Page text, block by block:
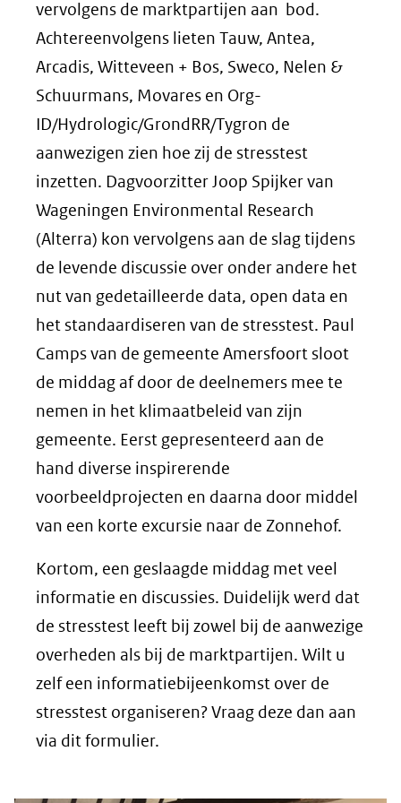
andere
website)
vervolgens de marktpartijen aan bod.
Achtereenvolgens lieten Tauw, Antea,
Arcadis, Witteveen + Bos, Sweco, Nelen &
Schuurmans, Movares en Org-
ID/Hydrologic/GrondRR/Tygron de
aanwezigen zien hoe zij de stresstest
inzetten. Dagvoorzitter Joop Spijker van
Wageningen Environmental Research
(Alterra) kon vervolgens aan de slag tijdens
de levende discussie over onder andere het
nut van gedetailleerde data, open data en
het standaardiseren van de stresstest. Paul
Camps van de gemeente Amersfoort sloot
de middag af door de deelnemers mee te
nemen in het klimaatbeleid van zijn
gemeente. Eerst gepresenteerd aan de
hand diverse inspirerende
voorbeeldprojecten en daarna door middel
van een korte excursie naar de Zonnehof.
Kortom, een geslaagde middag met veel
informatie en discussies. Duidelijk werd dat
de stresstest leeft bij zowel bij de aanwezige
overheden als bij de marktpartijen. Wilt u
zelf een informatiebijeenkomst over de
stresstest organiseren? Vraag deze dan aan
via dit formulier.